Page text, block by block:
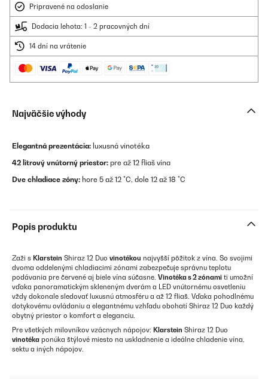
Pripravené na odoslanie
Dodacia lehota: 1 - 2 pracovných dní
14 dní na vrátenie
Najväčšie výhody
Elegantná prezentácia: luxusná vinotéka
42 litrový vnútorný priestor: pre až 12 fliaš vína
Dve chladiace zóny: hore 5 až 12 °C, dole 12 až 18 °C
Popis produktu
Zaži s Klarstein Shiraz 12 Duo vinotékou najvyšší pôžitok z vína. So svojimi
dvoma oddelenými chladiacimi zónami zabezpečuje správnu teplotu
podávania pre červené aj biele vína súčasne. Vinotéka s 2 zónami ti umožní
vďaka panoramatickým skleneným dverám a LED vnútornému osvetleniu
vždy dokonale sledovať luxusnú atmosféru a až 12 fliaš. Vďaka pohodlnému
dotykovému ovládaniu a elegantnému vzhľadu obohatí Shiraz 12 Duo každý
obytný priestor o komfort a eleganciu.
Pre všetkých milovníkov vzácnych nápojov: Klarstein Shiraz 12 Duo
vinotéka ponúka štýlové miesto na uskladnenie a ideálne chladenie vína,
sektu a iných nápojov.